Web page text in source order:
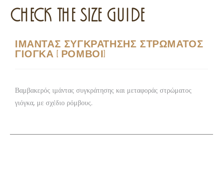
CHECK THE SIZE GUIDE
ΙΜΑΝΤΑΣ ΣΥΓΚΡΑΤΗΣΗΣ ΣΤΡΩΜΑΤΟΣ
ΓΙΟΓΚΑ [ΡΟΜΒΟΙ]
Βαμβακερός ιμάντας συγκράτησης και μεταφοράς στρώματος
γιόγκα, με σχέδιο ρόμβους.